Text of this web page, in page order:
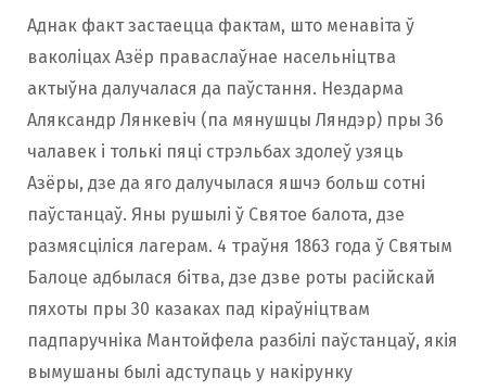
Аднак факт застаецца фактам, што менавіта ў
ваколіцах Азёр праваслаўнае насельніцтва
актыўна далучалася да паўстання. Нездарма
Аляксандр Лянкевіч (па мянушцы Ляндэр) пры 36
чалавек і толькі пяці стрэльбах здолеў узяць
Азёры, дзе да яго далучылася яшчэ больш сотні
паўстанцаў. Яны рушылі ў Святое балота, дзе
размясціліся лагерам. 4 траўня 1863 года ў Святым
Балоце адбылася бітва, дзе дзве роты расійскай
пяхоты пры 30 казаках пад кіраўніцтвам
падпаручніка Мантойфела разбілі паўстанцаў, якія
вымушаны былі адступаць у накірунку